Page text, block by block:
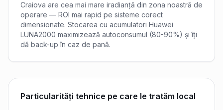
Craiova are cea mai mare iradianță din zona noastră de
operare — ROI mai rapid pe sisteme corect
dimensionate. Stocarea cu acumulatori Huawei
LUNA2000 maximizează autoconsumul (80-90%) și îți
dă back-up în caz de pană.
Particularități tehnice pe care le tratăm local